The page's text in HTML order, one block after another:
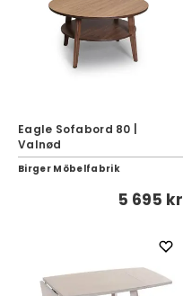
Eagle Sofabord 80 |
Valnød
Birger Möbelfabrik
5 695 kr